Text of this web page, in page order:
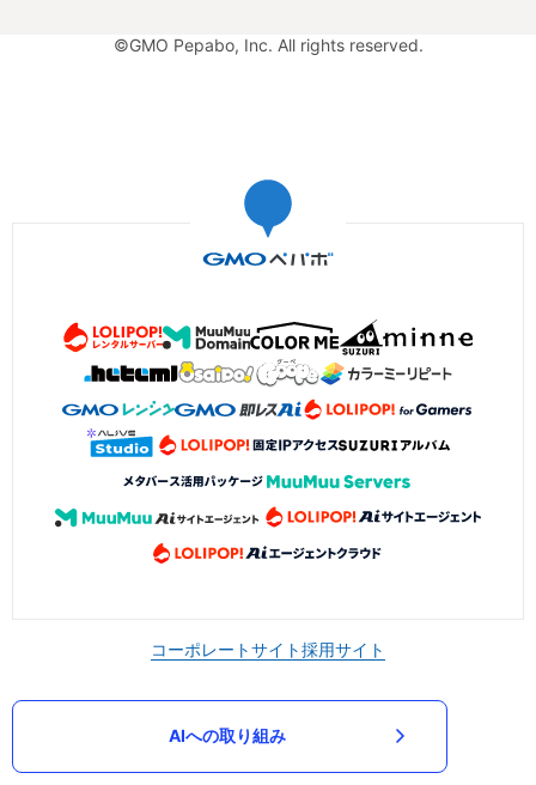
©GMO Pepabo, Inc. All rights reserved.
コーポレートサイト採用サイト
AIへの取り組み